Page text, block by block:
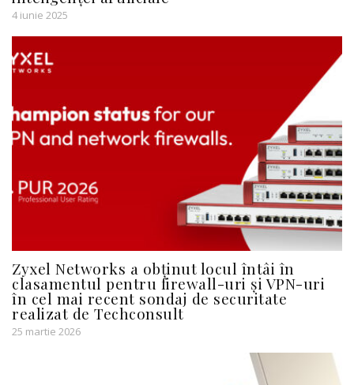
4 iunie 2025
Zyxel Networks a obținut locul întâi în
clasamentul pentru firewall-uri și VPN-uri
în cel mai recent sondaj de securitate
realizat de Techconsult
25 martie 2026